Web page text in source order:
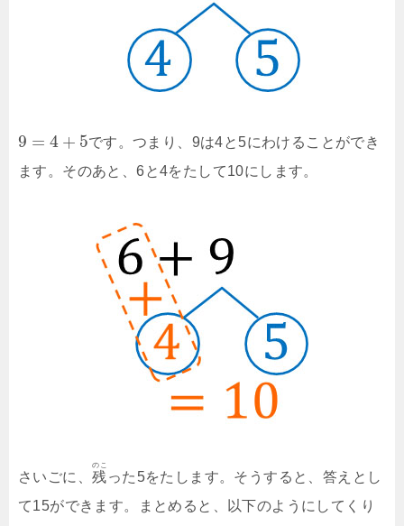
9 = 4 + 5です。つまり、9は4と5にわけることができ
ます。そのあと、6と4をたして10にします。
さいごに、 残
のこ
った5をたします。そうすると、答えとし
て15ができます。まとめると、以下のようにしてくり